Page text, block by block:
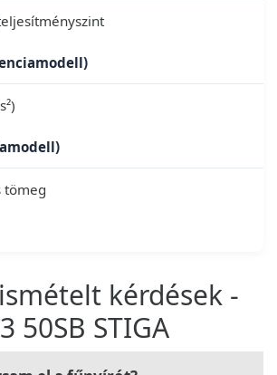
tömeg
kérdések -
50SB STIGA